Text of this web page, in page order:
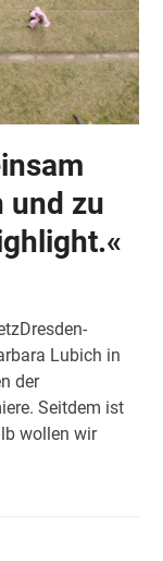
und zu
Lubich in
der
Seitdem ist
wollen wir